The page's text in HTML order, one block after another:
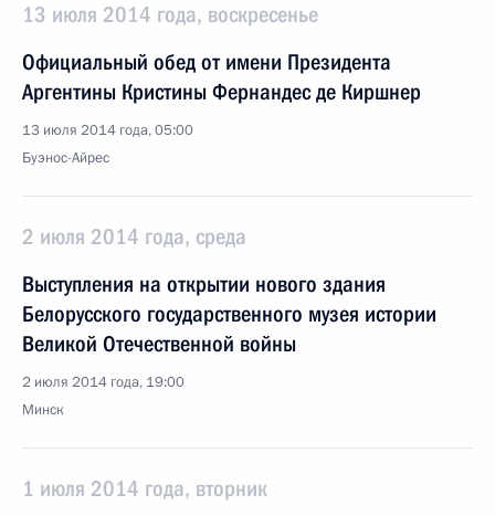
13 июля 2014 года, воскресенье
Официальный обед от имени Президента
Аргентины Кристины Фернандес де Киршнер
13 июля 2014 года, 05:00
Буэнос-Айрес
2 июля 2014 года, среда
Выступления на открытии нового здания
Белорусского государственного музея истории
Великой Отечественной войны
2 июля 2014 года, 19:00
Минск
1 июля 2014 года, вторник